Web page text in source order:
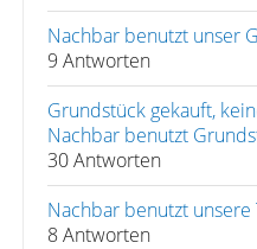
Nachbar benutzt unser
9 Antworten
Grundstück gekauft,
Nachbar benutzt
30 Antworten
Nachbar benutzt unsere
8 Antworten